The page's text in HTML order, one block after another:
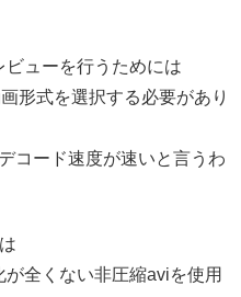
ビューを行うためには
形式を選択する必要があり
コード速度が速いと言うわ
全くない非圧縮aviを使用